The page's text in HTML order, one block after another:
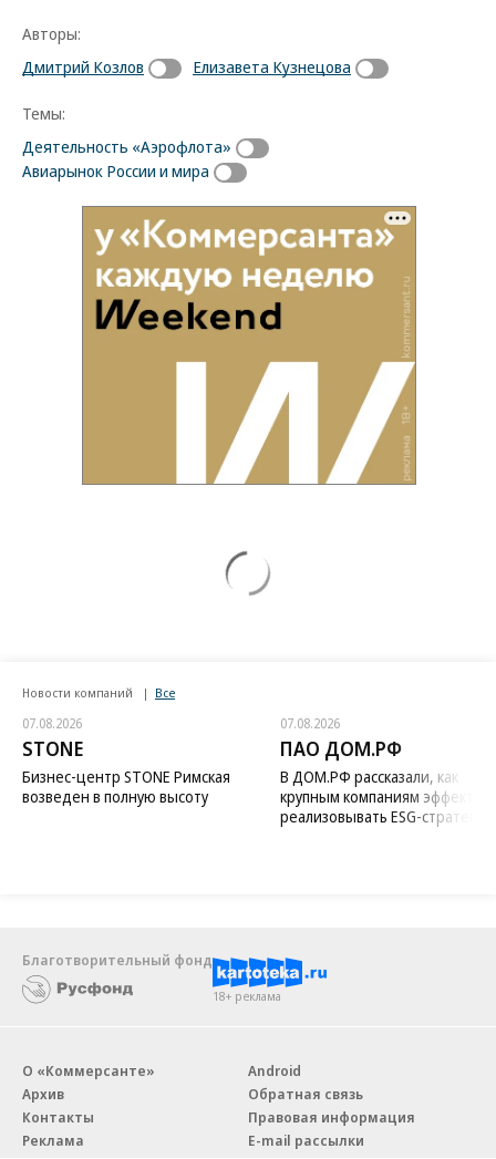
Авторы:
Дмитрий Козлов
Елизавета Кузнецова
Темы:
Деятельность «Аэрофлота»
Авиарынок России и мира
Новости компаний Все
07.08.2026
STONE
Бизнес-центр STONE Римская
возведен в полную высоту
07.08.2026
ПАО ДОМ.РФ
В ДОМ.РФ рассказали, как
крупным компаниям
реализовывать ESG-стратегию
Благотворительный фонд
18+ реклама
О «Коммерсанте»
Архив
Контакты
Реклама
Android
Обратная связь
Правовая информация
E-mail рассылки